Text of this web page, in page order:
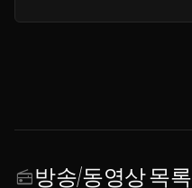
radio방송/동영상 목록